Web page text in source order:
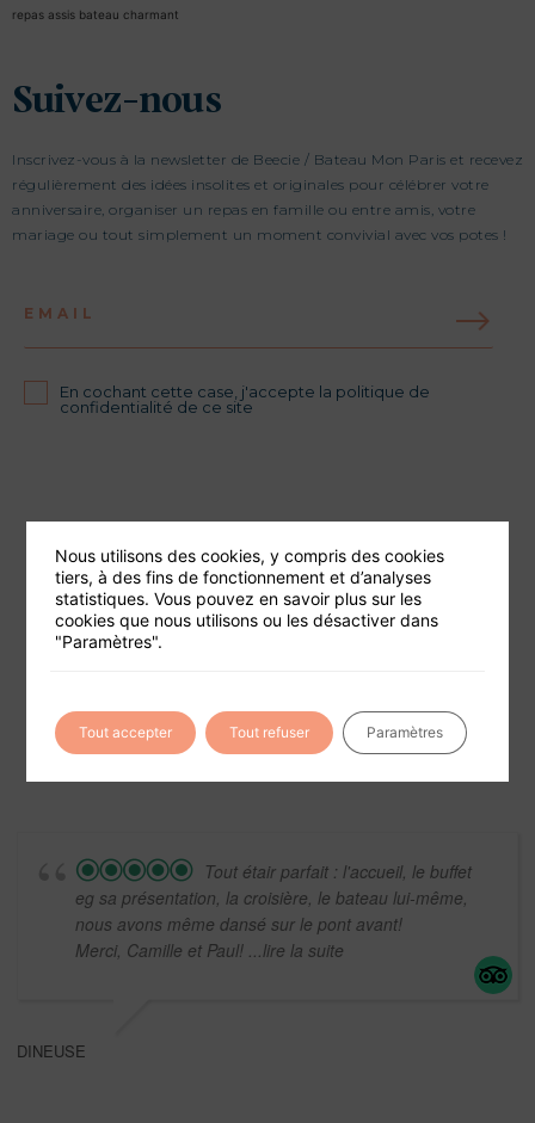
repas assis bateau charmant
Suivez-nous
Inscrivez-vous à la newsletter de Beecie / Bateau Mon Paris et recevez
régulièrement des idées insolites et originales pour célébrer votre
anniversaire, organiser un repas en famille ou entre amis, votre
mariage ou tout simplement un moment convivial avec vos potes !
EMAIL
En cochant cette case, j'accepte la politique de
confidentialité de ce site
Mentions légales
Tout étair parfait : l'accueil, le buffet
eg sa présentation, la croisière, le bateau lui-même,
nous avons même dansé sur le pont avant!
Merci, Camille et Paul! ...lire la suite
DINEUSE
Nous utilisons des cookies, y compris des cookies
tiers, à des fins de fonctionnement et d’analyses
statistiques. Vous pouvez en savoir plus sur les
cookies que nous utilisons ou les désactiver dans
"Paramètres".
Tout accepter Tout refuser Paramètres